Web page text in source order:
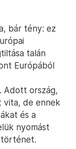
bár tény: ez
talán
Európából
Adott ország,
vita, de ennek
és a
nyomást
történet.